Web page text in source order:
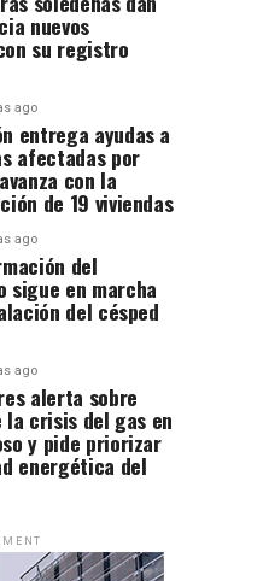
nuevos
su registro
ago
entrega ayudas a
afectadas por
con la
de 19 viviendas
ago
del
sigue en marcha
del césped
ago
alerta sobre
la crisis del gas en
y pide priorizar
energética del